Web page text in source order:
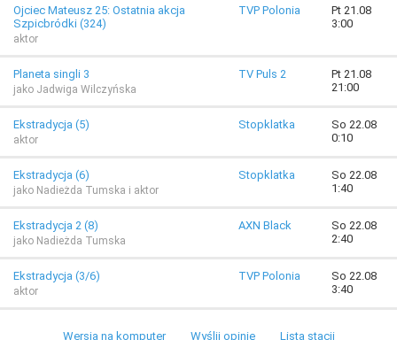
Ojciec Mateusz 25: Ostatnia akcja
Szpicbródki (324)
aktor
TVP Polonia
Pt 21.08
3:00
Planeta singli 3
jako Jadwiga Wilczyńska
TV Puls 2
Pt 21.08
21:00
Ekstradycja (5)
aktor
Stopklatka
So 22.08
0:10
Ekstradycja (6)
jako Nadieżda Tumska i aktor
Stopklatka
So 22.08
1:40
Ekstradycja 2 (8)
jako Nadieżda Tumska
AXN Black
So 22.08
2:40
Ekstradycja (3/6)
aktor
TVP Polonia
So 22.08
3:40
Wersja na komputer Wyślij opinię Lista stacji